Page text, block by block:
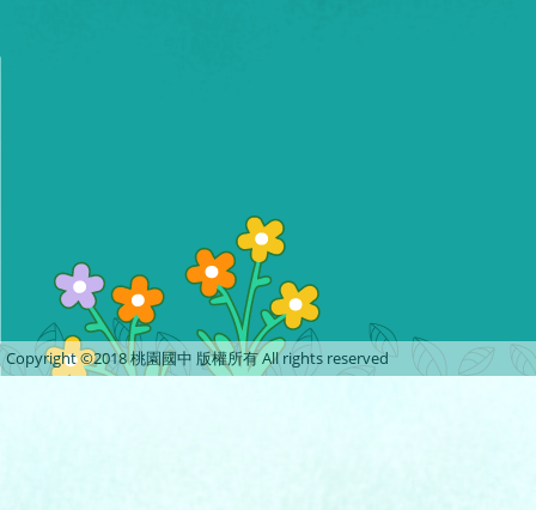
Copyright ©2018 桃園國中 版權所有 All rights reserved